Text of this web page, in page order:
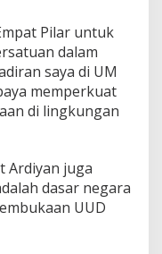
Pilar untuk
dalam
saya di UM
memperkuat
di lingkungan
Ardiyan juga
dasar negara
UUD